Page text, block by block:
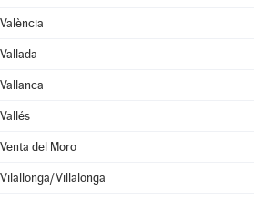
València
Vallada
Vallanca
Vallés
Venta del Moro
Vilallonga/Villalonga